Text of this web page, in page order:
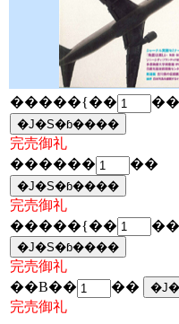
�����{�� ��
完売御礼
������
��
完売御礼
�����{��
��
完売御礼
��B��
��
完売御礼